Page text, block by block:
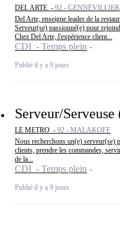
DEL ARTE - 92 -
Del Arte, enseigne leader de la
Serveur(se) passionné(e) pour
Chez Del Arte, l'expérience client...
CDI - Temps plein
Publié il y a 9 jours
Serveur/Serveuse
LE METRO - 92 - MALAKOFF
Nous recherchons un(e) serveur(se)
clients, prendre les commandes,
de la...
CDI - Temps plein
Publié il y a 9 jours